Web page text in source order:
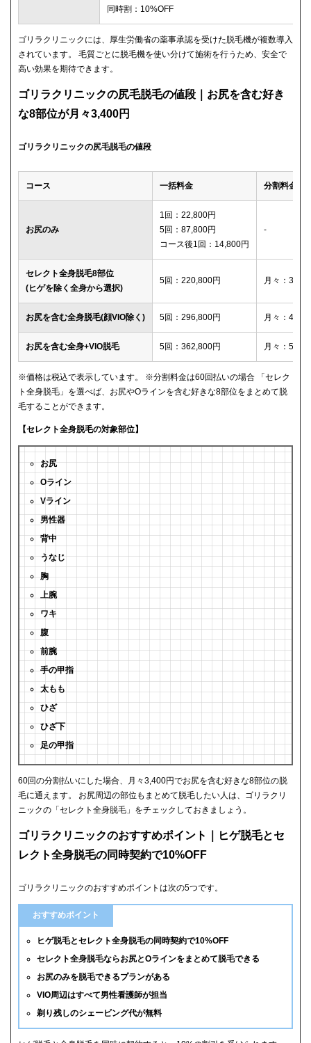
同時割：10%OFF
ゴリラクリニックには、厚生労働省の薬事承認を受けた脱毛機が複数導入
されています。 毛質ごとに脱毛機を使い分けて施術を行うため、安全で
高い効果を期待できます。
ゴリラクリニックの尻毛脱毛の値段｜お尻を含む好き
な8部位が月々3,400円
ゴリラクリニックの尻毛脱毛の値段
コース 一括料金 分割料金
お尻のみ
1回：22,800円
5回：87,800円
コース後1回：14,800円
-
セレクト全身脱毛8部位
(ヒゲを除く全身から選択)
5回：220,800円 月々：
お尻を含む全身脱毛(顔VIO除く) 5回：296,800円 月々：
お尻を含む全身+VIO脱毛 5回：362,800円 月々：
※価格は税込で表示しています。 ※分割料金は60回払いの場合 「セレク
ト全身脱毛」を選べば、お尻やOラインを含む好きな8部位をまとめて脱
毛することができます。
【セレクト全身脱毛の対象部位】
お尻
Oライン
Vライン
男性器
背中
うなじ
胸
上腕
ワキ
腹
前腕
手の甲指
太もも
ひざ
ひざ下
足の甲指
60回の分割払いにした場合、月々3,400円でお尻を含む好きな8部位の脱
毛に通えます。 お尻周辺の部位もまとめて脱毛したい人は、ゴリラクリ
ニックの「セレクト全身脱毛」をチェックしておきましょう。
ゴリラクリニックのおすすめポイント｜ヒゲ脱毛とセ
レクト全身脱毛の同時契約で10%OFF
ゴリラクリニックのおすすめポイントは次の5つです。
おすすめポイント
ヒゲ脱毛とセレクト全身脱毛の同時契約で10%OFF
セレクト全身脱毛ならお尻とOラインをまとめて脱毛できる
お尻のみを脱毛できるプランがある
VIO周辺はすべて男性看護師が担当
剃り残しのシェービング代が無料